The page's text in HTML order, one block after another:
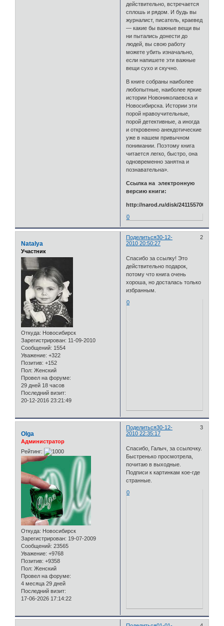
действительно, встречается
сплошь и рядом. И будь вы
журналист, писатель, краевед
— какие бы важные вещи вы
ни пытались донести до
людей, вы свою работу
можете убить изначально,
если напишете эти важные
вещи сухо и скучно.
В книге собраны наиболее
любопытные, наиболее яркие
истории Новониколаевска и
Новосибирска. Истории эти
порой нравоучительные,
порой детективные, а иногда
и откровенно анекдотические
уже в нашем привычном
понимании. Поэтому книга
читается легко, быстро, она
одновременно занятна и
познавательна».
Ссылка на электронную
версию книги:
http://narod.ru/disk/2411557001/
0
Поделиться 2
30-12-
2010 20:50:27
Natalya
Участник
Откуда: Новосибирск
Зарегистрирован: 11-09-2010
Сообщений: 1554
Уважение: +322
Позитив: +152
Пол: Женский
Провел на форуме:
29 дней 18 часов
Последний визит:
20-12-2016 23:21:49
Спасибо за ссылку! Это
действительно подарок,
потому что книга очень
хороша, но досталась только
избранным.
0
Поделиться 3
30-12-
2010 22:35:17
Olga
Администратор
Рейтинг:
Откуда: Новосибирск
Зарегистрирован: 19-07-2009
Сообщений: 23565
Уважение: +9768
Позитив: +9358
Пол: Женский
Провел на форуме:
4 месяца 29 дней
Последний визит:
17-06-2026 17:14:22
Спасибо, Галыч, за ссылочку.
Быстренько просмотрела,
почитаю в выходные.
Подписи к картинкам кое-где
странные.
0